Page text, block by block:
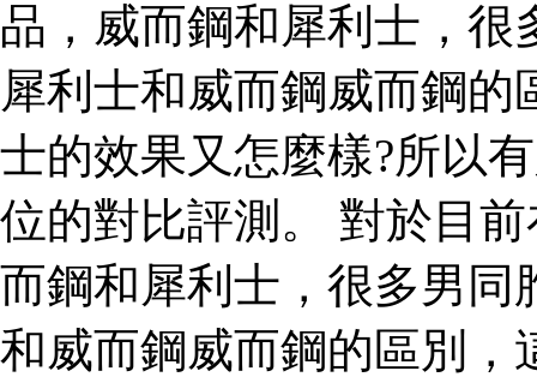
品，威而鋼和犀利士，
犀利士和威而鋼威而鋼
士的效果又怎麼樣?所以
位的對比評測。 對於目
而鋼和犀利士，很多男同
和威而鋼威而鋼的區別，